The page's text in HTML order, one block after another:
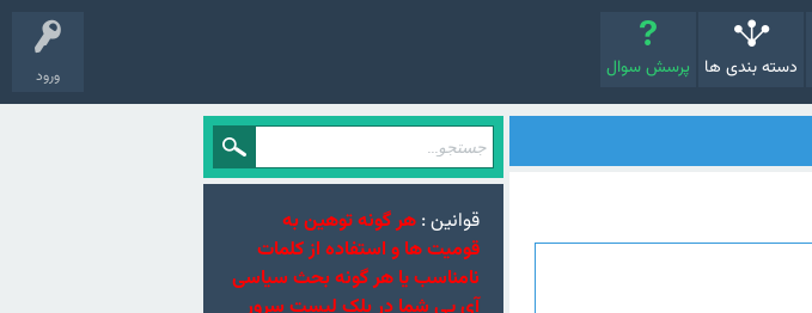
ورود دسته بندی ها پرسش سوال
قوانین : هر گونه توهین به
قومیت ها و استفاده از کلمات
نامناسب یا هر گونه بحث سیاسی